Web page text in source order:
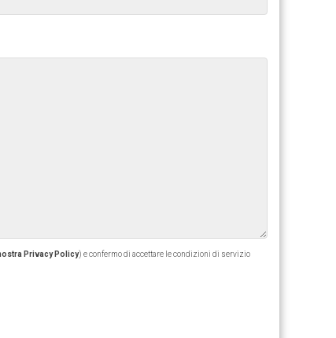
Privacy Policy) e confermo di accettare le condizioni di servizio